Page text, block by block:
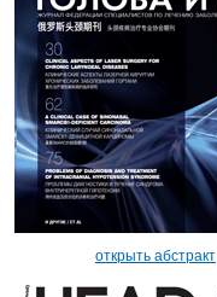
открыть абстракт